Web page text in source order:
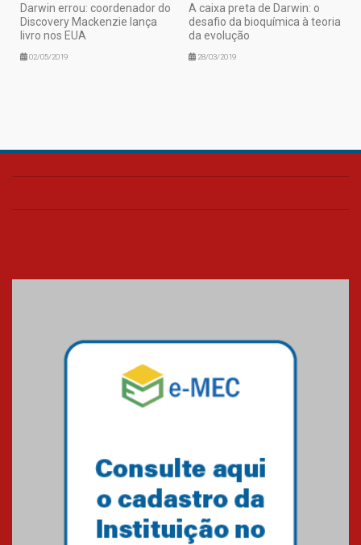
Darwin errou: coordenador do
Discovery Mackenzie lança
livro nos EUA
02/05/2019
A caixa preta de Darwin: o
desafio da bioquímica à teoria
da evolução
28/03/2019